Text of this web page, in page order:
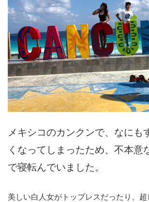
メキシコのカンクンで、なにも
くなってしまったため、不本意
で寝転んでいました。
美しい白人女がトップレスだったり、